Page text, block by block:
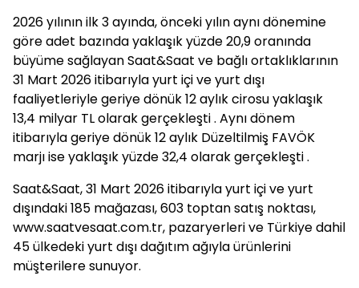
2026 yılının ilk 3 ayında, önceki yılın aynı dönemine
göre adet bazında yaklaşık yüzde 20,9 oranında
büyüme sağlayan Saat&Saat ve bağlı ortaklıklarının
31 Mart 2026 itibarıyla yurt içi ve yurt dışı
faaliyetleriyle geriye dönük 12 aylık cirosu yaklaşık
13,4 milyar TL olarak gerçekleşti . Aynı dönem
itibarıyla geriye dönük 12 aylık Düzeltilmiş FAVÖK
marjı ise yaklaşık yüzde 32,4 olarak gerçekleşti .
Saat&Saat, 31 Mart 2026 itibarıyla yurt içi ve yurt
dışındaki 185 mağazası, 603 toptan satış noktası,
www.saatvesaat.com.tr, pazaryerleri ve Türkiye dahil
45 ülkedeki yurt dışı dağıtım ağıyla ürünlerini
müşterilere sunuyor.